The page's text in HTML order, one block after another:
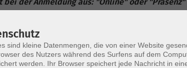
statt.
für dieses Online-Angebot erfüllen.
sind kleine Datenmengen, die von einer Website
des Nutzers während des Surfens auf dem
werden. Ihr Browser speichert jede Nachricht in